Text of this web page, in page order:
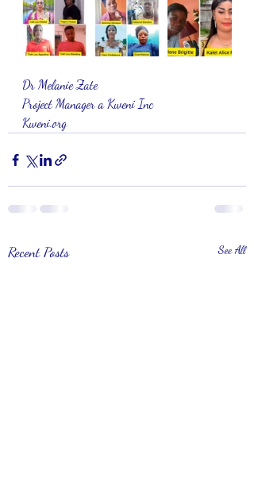
Dr Melanie Zate
Project Manager a Kweni Inc
Kweni.org
Recent Posts See All